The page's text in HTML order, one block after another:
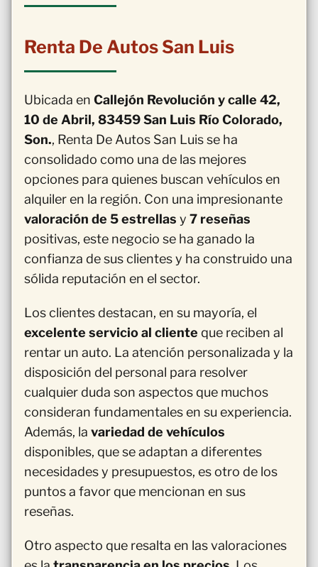
Renta De Autos San Luis
Ubicada en Callejón Revolución y calle 42,
10 de Abril, 83459 San Luis Río Colorado,
Son., Renta De Autos San Luis se ha
consolidado como una de las mejores
opciones para quienes buscan vehículos en
alquiler en la región. Con una impresionante
valoración de 5 estrellas y 7 reseñas
positivas, este negocio se ha ganado la
confianza de sus clientes y ha construido una
sólida reputación en el sector.
Los clientes destacan, en su mayoría, el
excelente servicio al cliente que reciben al
rentar un auto. La atención personalizada y la
disposición del personal para resolver
cualquier duda son aspectos que muchos
consideran fundamentales en su experiencia.
Además, la variedad de vehículos
disponibles, que se adaptan a diferentes
necesidades y presupuestos, es otro de los
puntos a favor que mencionan en sus
reseñas.
Otro aspecto que resalta en las valoraciones